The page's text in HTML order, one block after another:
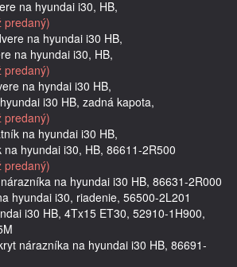
na hyundai i30, HB,
predaný)
na hyundai i30 HB,
na hyundai i30, HB,
predaný)
na hyndai i30 HB,
i30 HB, zadná kapota,
predaný)
na hyundai i30 HB,
hyundai i30, HB, 86611-2R500
predaný)
na hyundai i30 HB, 86631-2R000
hyundai i30, riadenie, 56500-2L201
i30 HB, 4Tx15 ET30, 52910-1H900,
nárazníka na hyundai i30 HB, 86691-